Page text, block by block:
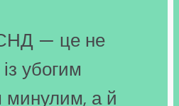
— це не
убогим
минулим, а й